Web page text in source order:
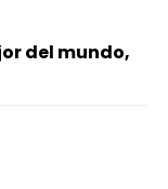
del mundo,